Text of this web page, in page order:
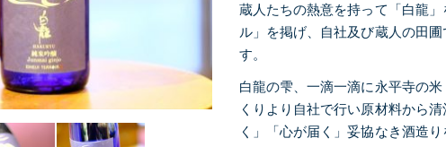
蔵人たちの熱意を持って「白龍
ル」を掲げ、自社及び蔵人の田
す。
白龍の雫、一滴一滴に永平寺の
くりより自社で行い原材料から
く」「心が届く」妥協なき酒造り